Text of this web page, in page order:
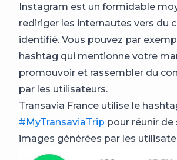
Instagram est un formidable
rediriger les internautes vers du
identifié. Vous pouvez par
hashtag qui mentionne votre
promouvoir et rassembler du
par les utilisateurs.
Transavia France utilise le
#MyTransaviaTrip pour réunir de
images générées par les